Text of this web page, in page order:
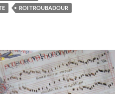
ROI TROUBADOUR